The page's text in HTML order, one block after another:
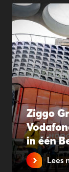
Ziggo
in één
Lees